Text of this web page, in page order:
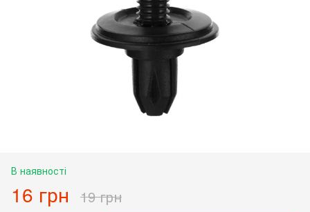
В наявності
16 грн 19 грн